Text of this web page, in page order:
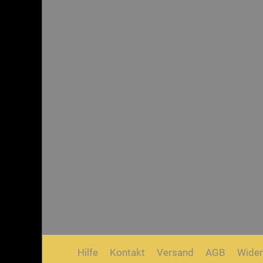
Hilfe Kontakt Versand AGB